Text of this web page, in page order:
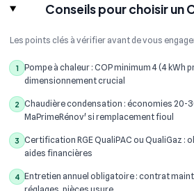
Conseils pour choisir un
Les points clés à vérifier avant de vous
1
Pompe à chaleur : COP minimum 4 (4 kWh
dimensionnement crucial
2
Chaudière condensation : économies 20-
MaPrimeRénov' si remplacement fioul
3
Certification RGE QualiPAC ou QualiGaz :
aides financières
4 Entretien annuel obligatoire : contrat